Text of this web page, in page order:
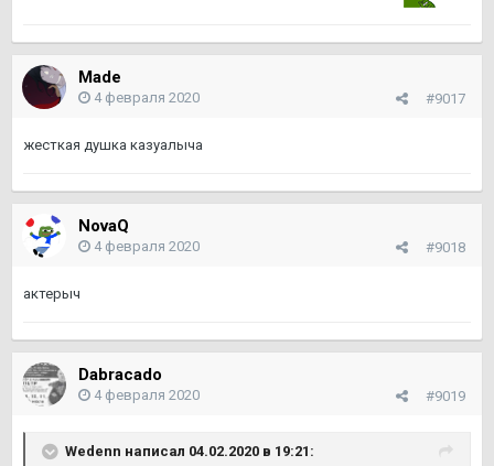
Made
#9017
4 февраля 2020
жесткая душка казуалыча
NovaQ
#9018
4 февраля 2020
актерыч
Dabracado
#9019
4 февраля 2020
Wedenn написал 04.02.2020 в 19:21: